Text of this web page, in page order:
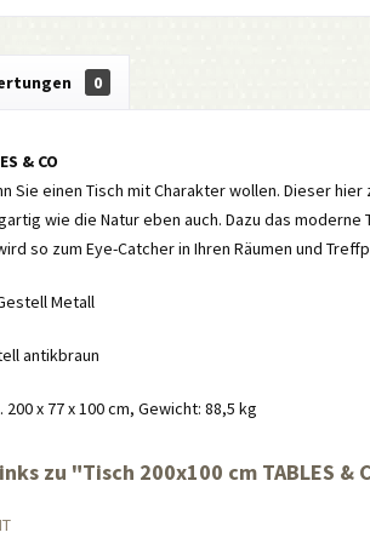
0
& CO
Sie einen Tisch mit Charakter wollen. Dieser
wie die Natur eben auch. Dazu das
so zum Eye-Catcher in Ihren Räumen und
Metall
antikbraun
x 77 x 100 cm, Gewicht: 88,5 kg
zu "Tisch 200x100 cm TABLES